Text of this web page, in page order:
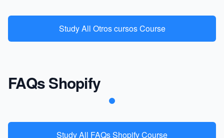
Study All Otros cursos Course
FAQs Shopify
Study All FAQs Shopify Course